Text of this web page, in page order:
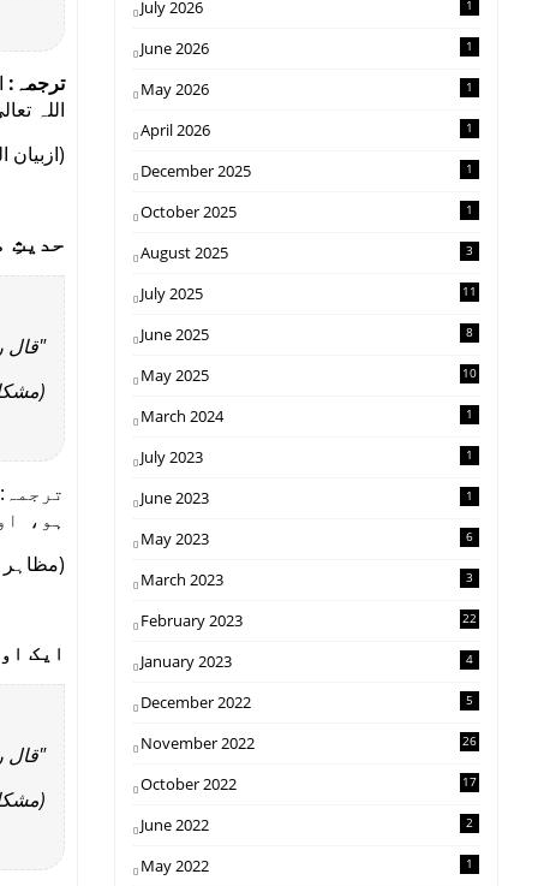
ترجمہ:
اللہ
(ازبیان
حدیثِ
"قال
(مشکاة
ہو،
(مظاہر حق، 3/370،
ایک
"قال
(مشکاة
July 2026 1
June 2026 1
May 2026 1
April 2026 1
December 2025 1
October 2025 1
August 2025 3
July 2025 11
June 2025 8
May 2025 10
March 2024 1
July 2023 1
June 2023 1
May 2023 6
March 2023 3
February 2023 22
January 2023 4
December 2022 5
November 2022 26
October 2022 17
June 2022 2
May 2022 1